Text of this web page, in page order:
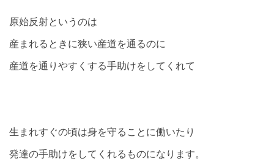
原始反射というのは
産まれるときに狭い産道を通るのに
産道を通りやすくする手助けをしてくれて
生まれすぐの頃は身を守ることに働いたり
発達の手助けをしてくれるものになります。